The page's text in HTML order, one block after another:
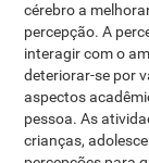
cérebro a
percepção. A
interagir com o
deteriorar-se por
aspectos
pessoa. As
crianças,